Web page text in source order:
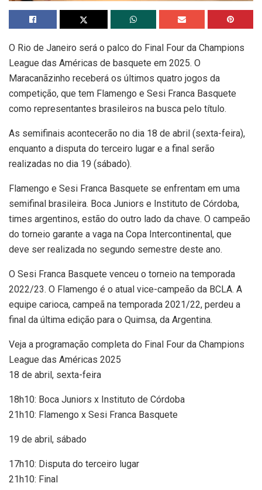
O Rio de Janeiro será o palco do Final Four da Champions
League das Américas de basquete em 2025. O
Maracanãzinho receberá os últimos quatro jogos da
competição, que tem Flamengo e Sesi Franca Basquete
como representantes brasileiros na busca pelo título.
As semifinais acontecerão no dia 18 de abril (sexta-feira),
enquanto a disputa do terceiro lugar e a final serão
realizadas no dia 19 (sábado).
Flamengo e Sesi Franca Basquete se enfrentam em uma
semifinal brasileira. Boca Juniors e Instituto de Córdoba,
times argentinos, estão do outro lado da chave. O campeão
do torneio garante a vaga na Copa Intercontinental, que
deve ser realizada no segundo semestre deste ano.
O Sesi Franca Basquete venceu o torneio na temporada
2022/23. O Flamengo é o atual vice-campeão da BCLA. A
equipe carioca, campeã na temporada 2021/22, perdeu a
final da última edição para o Quimsa, da Argentina.
Veja a programação completa do Final Four da Champions
League das Américas 2025
18 de abril, sexta-feira
18h10: Boca Juniors x Instituto de Córdoba
21h10: Flamengo x Sesi Franca Basquete
19 de abril, sábado
17h10: Disputa do terceiro lugar
21h10: Final